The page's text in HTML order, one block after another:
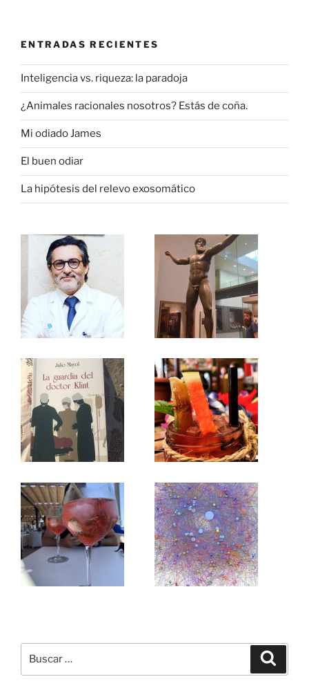
ENTRADAS RECIENTES
Inteligencia vs. riqueza: la paradoja
¿Animales racionales nosotros? Estás de coña.
Mi odiado James
El buen odiar
La hipótesis del relevo exosomático
por: